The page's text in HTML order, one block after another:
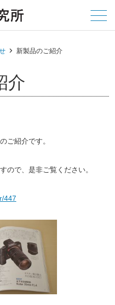
新製品のご紹介
介
ご紹介です。
ので、是非ご覧ください。
447